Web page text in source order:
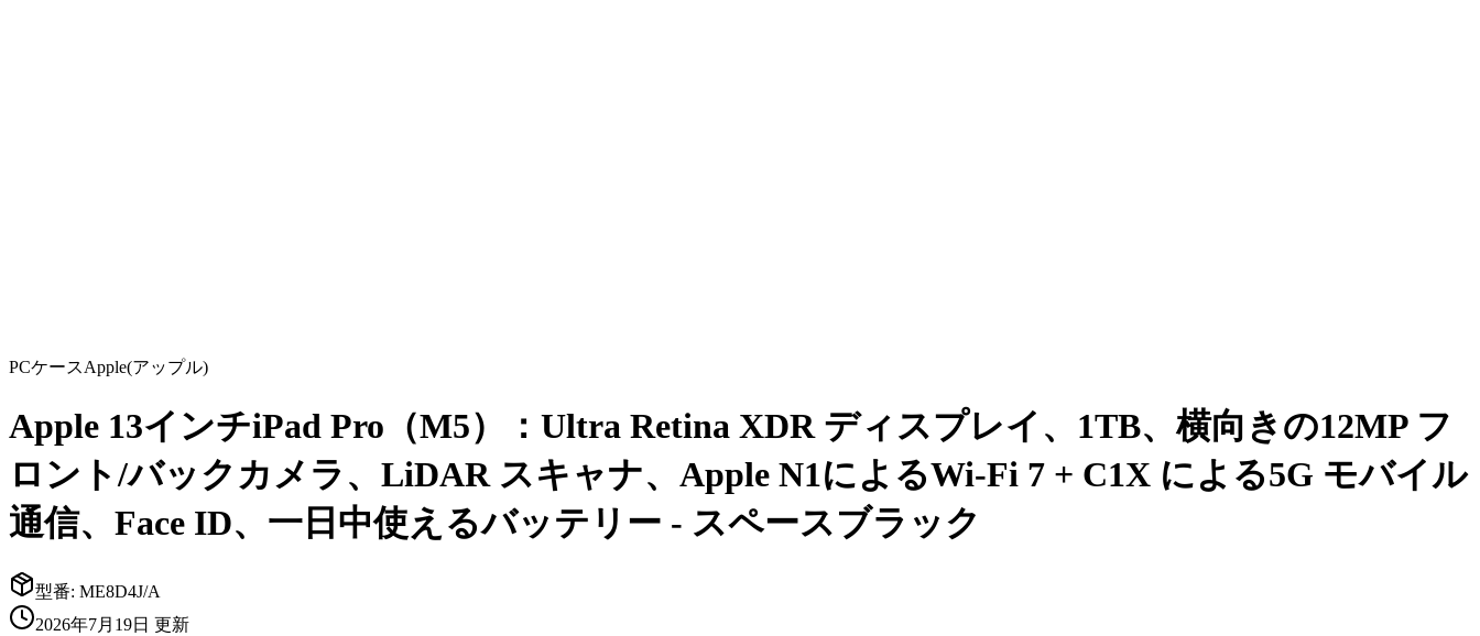
PCケースApple(アップル)
Apple 13インチiPad Pro（M5）：Ultra Retina XDR ディスプレイ、1TB、横向きの12MP フ
ロント/バックカメラ、LiDAR スキャナ、Apple N1によるWi-Fi 7 + C1X による5G モバイル
通信、Face ID、一日中使えるバッテリー - スペースブラック
型番: ME8D4J/A
2026年7月19日 更新